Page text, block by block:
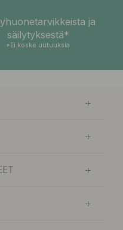
ja
säilytyksestä*
*Ei koske uutuuksia